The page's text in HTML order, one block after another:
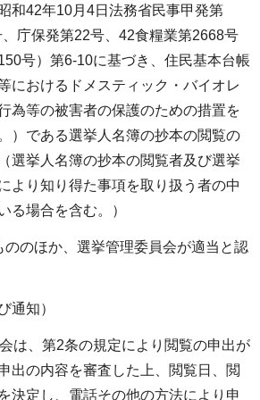
和42年10月4日法務省民事甲発第
庁保発第22号、42食糧業第2668号
号）第6-10に基づき、住民基本台帳
におけるドメスティック・バイオレ
為等の被害者の保護のための措置を
）である選挙人名簿の抄本の閲覧の
選挙人名簿の抄本の閲覧者及び選挙
より知り得た事項を取り扱う者の中
る場合を含む。）
ののほか、選挙管理委員会が適当と認
通知）
は、第2条の規定により閲覧の申出が
出の内容を審査した上、閲覧日、閲
決定し、電話その他の方法により申